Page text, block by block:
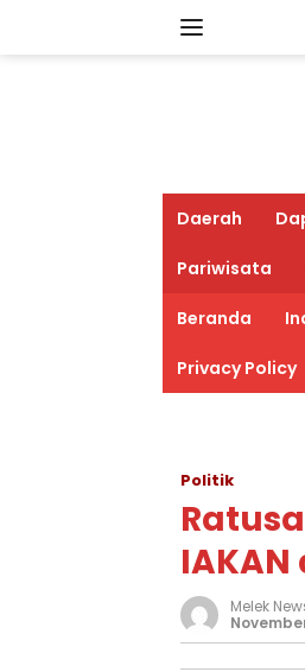
Daerah
Pariwisata
Beranda
Privacy Policy
Politik
Melek